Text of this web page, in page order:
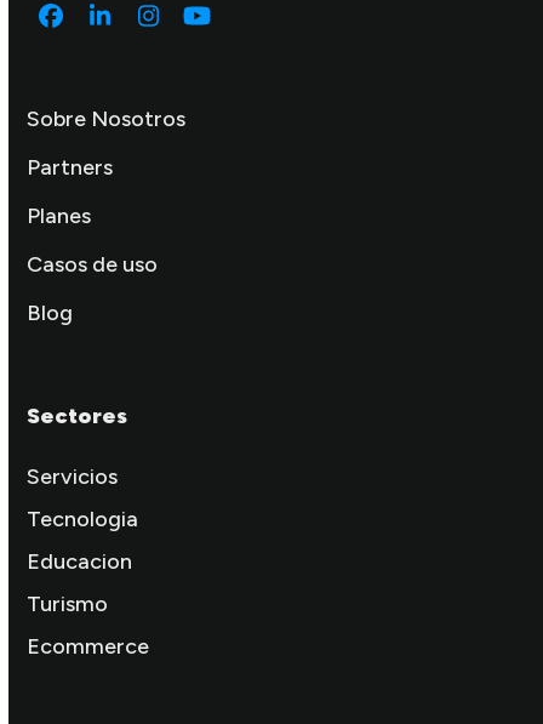
Facebook
LinkedInInstagram
YouTube
Sobre Nosotros
Partners
Planes
Casos de uso
Blog
Sectores
Servicios
Tecnologia
Educacion
Turismo
Ecommerce